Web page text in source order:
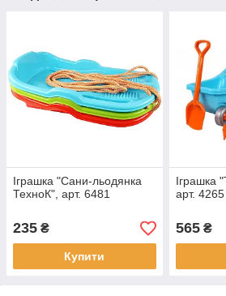
Іграшка "Сани-льодянка
ТехноК", арт. 6481
235 ₴
Купити
Іграшка
арт. 4265
565₴